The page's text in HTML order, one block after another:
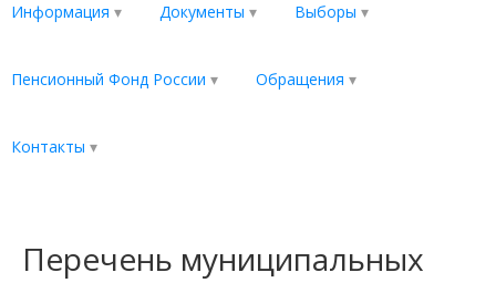
Информация Документы Выборы
Пенсионный Фонд России Обращения
Контакты
Перечень муниципальных